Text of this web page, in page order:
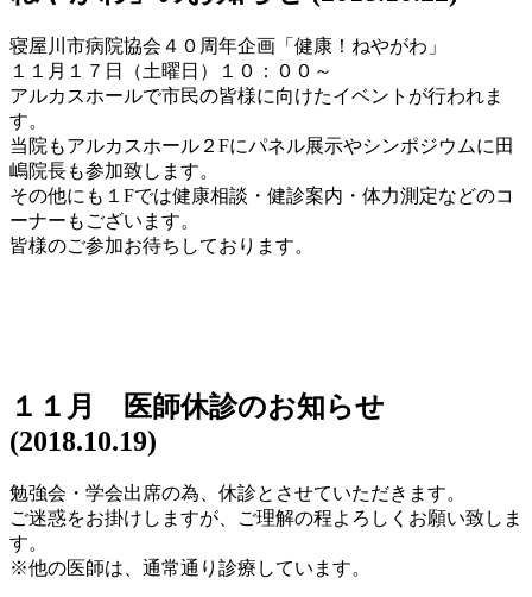
寝屋川市病院協会４０周年企画「健康！ねやがわ」
１１月１７日（土曜日）１０：００～
アルカスホールで市民の皆様に向けたイベントが行われま
す。
当院もアルカスホール２Fにパネル展示やシンポジウムに田
嶋院長も参加致します。
その他にも１Fでは健康相談・健診案内・体力測定などのコ
ーナーもございます。
皆様のご参加お待ちしております。
１１月 医師休診のお知らせ
(2018.10.19)
勉強会・学会出席の為、休診とさせていただきます。
ご迷惑をお掛けしますが、ご理解の程よろしくお願い致しま
す。
※他の医師は、通常通り診療しています。